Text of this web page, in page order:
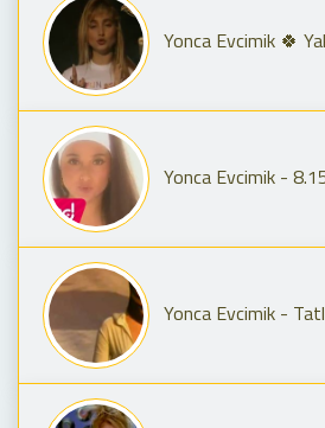
Yonca Evcimik 🍀
Yonca Evcimik - 8.15
Yonca Evcimik -